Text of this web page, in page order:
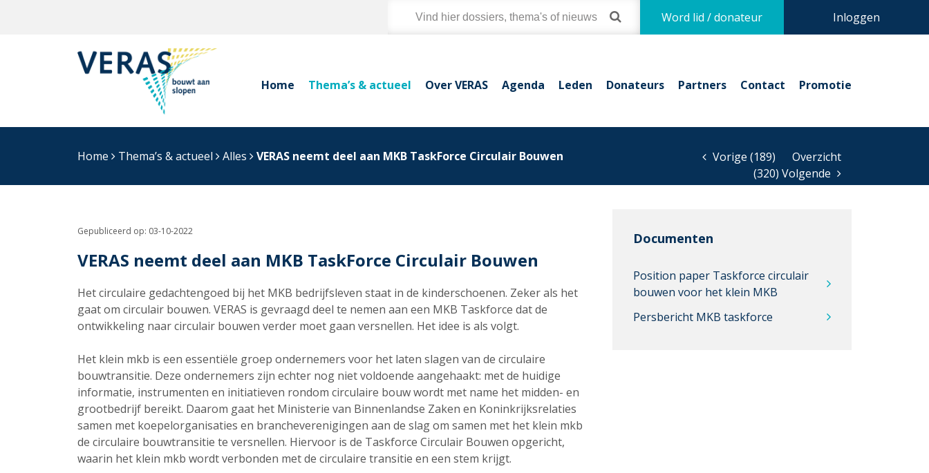
Inloggen
Word lid / donateur
Home Thema’s & actueel Over VERAS Agenda Leden Donateurs Partners Contact Promotie
Home Thema’s & actueel Alles VERAS neemt deel aan MKB TaskForce Circulair Bouwen Vorige (189)
Overzicht
(320) Volgende
Gepubliceerd op: 03-10-2022
VERAS neemt deel aan MKB TaskForce Circulair Bouwen
Het circulaire gedachtengoed bij het MKB bedrijfsleven staat in de kinderschoenen. Zeker als het
gaat om circulair bouwen. VERAS is gevraagd deel te nemen aan een MKB Taskforce dat de
ontwikkeling naar circulair bouwen verder moet gaan versnellen. Het idee is als volgt.
Het klein mkb is een essentiële groep ondernemers voor het laten slagen van de circulaire
bouwtransitie. Deze ondernemers zijn echter nog niet voldoende aangehaakt: met de huidige
informatie, instrumenten en initiatieven rondom circulaire bouw wordt met name het midden- en
grootbedrijf bereikt. Daarom gaat het Ministerie van Binnenlandse Zaken en Koninkrijksrelaties
samen met koepelorganisaties en brancheverenigingen aan de slag om samen met het klein mkb
de circulaire bouwtransitie te versnellen. Hiervoor is de Taskforce Circulair Bouwen opgericht,
waarin het klein mkb wordt verbonden met de circulaire transitie en een stem krijgt.
Documenten
Position paper Taskforce circulair
bouwen voor het klein MKB
Persbericht MKB taskforce